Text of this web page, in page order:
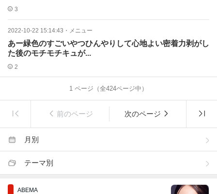
3
2022-10-22 15:14:43 ・ メニュー
あー緑色のすごいやつひんやりして心地よい密着力剥がし
た後のモチモチキュが...
2
1 ページ（全424ページ中）
前のページ 次のページ
月別
テーマ別
ABEMA